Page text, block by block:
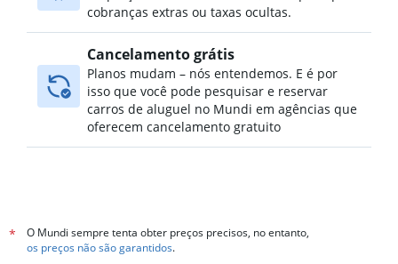
cobranças extras ou taxas ocultas.
Cancelamento grátis
Planos mudam – nós entendemos. E é por
isso que você pode pesquisar e reservar
carros de aluguel no Mundi em agências que
oferecem cancelamento gratuito
*
O Mundi sempre tenta obter preços precisos, no entanto,
os preços não são garantidos.